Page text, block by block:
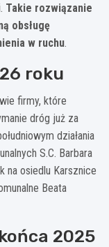
Takie rozwiązanie
obsługę
w ruchu.
roku
firmy, które
dróg już za
działania
S.C. Barbara
na osiedlu Karsznice
Beata
2025